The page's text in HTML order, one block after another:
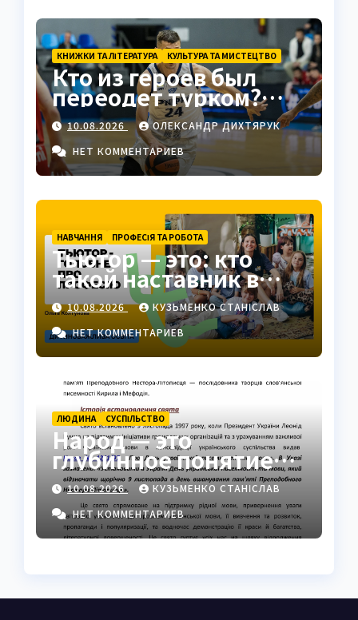
КНИЖКИ ТА ЛІТЕРАТУРА КУЛЬТУРА ТА МИСТЕЦТВО
Кто из героев был
переодет турком?
Клеонт в комедии
Мольера
10.08.2026
ОЛЕКСАНДР ДИХТЯРУК
НЕТ КОММЕНТАРИЕВ
НАВЧАННЯ ПРОФЕСІЯ ТА РОБОТА
Тьютор — это: кто
такой наставник в
современном
образовании
10.08.2026
КУЗЬМЕНКО СТАНІСЛАВ
НЕТ КОММЕНТАРИЕВ
ЛЮДИНА СУCПІЛЬСТВО
Народ — это
глубинное понятие
общности,
идентичности и силы
10.08.2026
КУЗЬМЕНКО СТАНІСЛАВ
НЕТ КОММЕНТАРИЕВ